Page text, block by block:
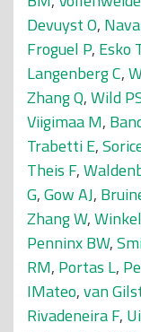
Devuyst O,
Froguel P, Esko
Langenberg C,
Zhang Q,Wild
Viigimaa M,
Trabetti E,
Theis F,
G,Gow AJ,
Zhang W,
Penninx BW,
RM, Portas L,
IMateo,van
Rivadeneira F,